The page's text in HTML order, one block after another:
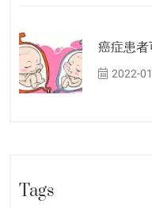
癌症患者
2022-
Tags